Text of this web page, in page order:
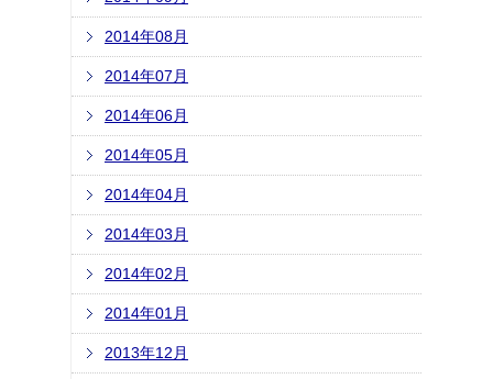
2014年08月
2014年07月
2014年06月
2014年05月
2014年04月
2014年03月
2014年02月
2014年01月
2013年12月